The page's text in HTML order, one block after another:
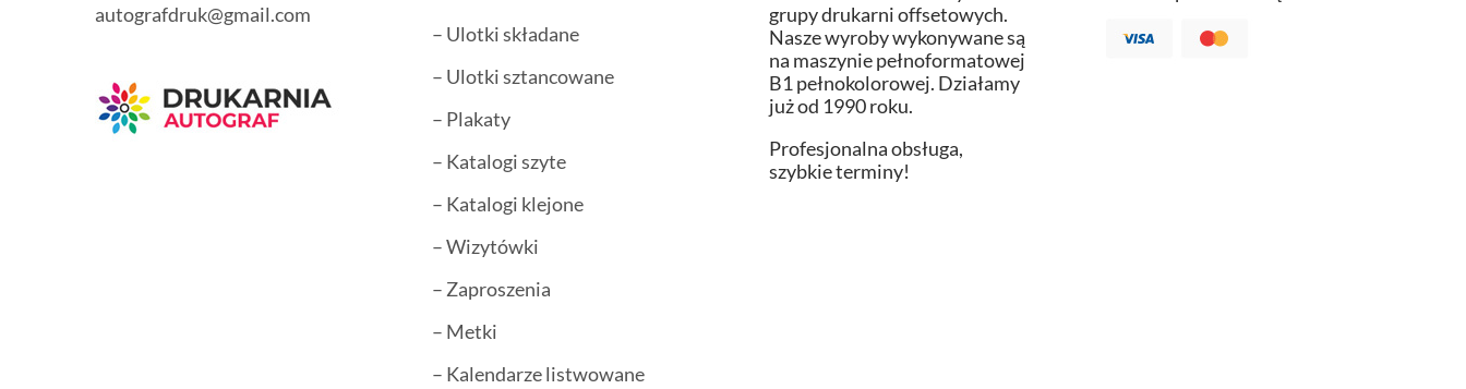
autografdruk@gmail.com
– Ulotki składane
– Ulotki sztancowane
– Plakaty
– Katalogi szyte
– Katalogi klejone
– Wizytówki
– Zaproszenia
– Metki
– Kalendarze listwowane
grupy drukarni offsetowych.
Nasze wyroby wykonywane są
na maszynie pełnoformatowej
B1 pełnokolorowej. Działamy
już od 1990 roku.
Profesjonalna obsługa,
szybkie terminy!